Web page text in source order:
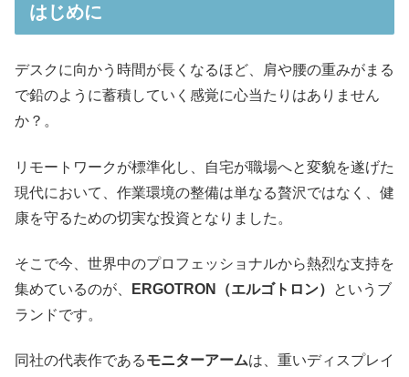
はじめに
デスクに向かう時間が長くなるほど、肩や腰の重みがまる
で鉛のように蓄積していく感覚に心当たりはありません
か？。
リモートワークが標準化し、自宅が職場へと変貌を遂げた
現代において、作業環境の整備は単なる贅沢ではなく、健
康を守るための切実な投資となりました。
そこで今、世界中のプロフェッショナルから熱烈な支持を
集めているのが、
ERGOTRON（エルゴトロン）
というブ
ランドです。
同社の代表作であるモニターアームは、重いディスプレイ